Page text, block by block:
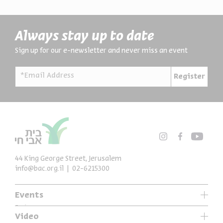
Always stay up to date
Sign up for our e-newsletter and never miss an event
*Email Address Register
Events
Series
Past Programs
Video
44 King George Street, Jerusalem
info@bac.org.il
02-6215300